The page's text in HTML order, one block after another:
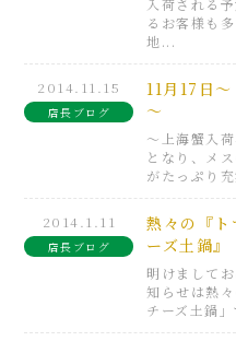
入荷される
るお客様も
地...
2014.11.15
店長ブログ
11月17日
～
～上海蟹入
となり、メ
がたっぷり
2014.1.11
店長ブログ
熱々の『
ーズ土鍋』
明けまして
知らせは熱
チーズ土鍋